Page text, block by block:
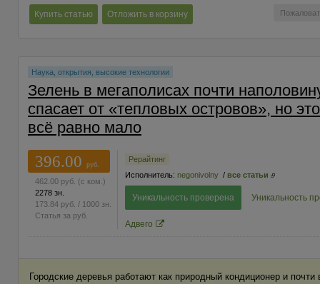
Купить статью Отложить в корзину
Наука, открытия, высокие технологии
Зелень в мегаполисах почти
спасает от «тепловых островов», но
всё равно мало
396.00
руб.
462.00 руб. (с ком.)
2278 зн.
173.84 руб. / 1000 зн.
Статья за руб.
Рерайтинг
Исполнитель: negonivolny / все статьи
Уникальность проверена Уникальность
Адвего
Городские деревья работают как природный кондиционер и